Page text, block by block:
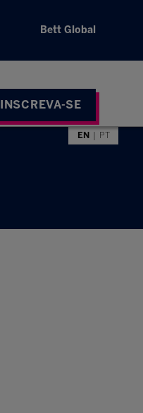
Bett Global
INSCREVA-SE
EN PT